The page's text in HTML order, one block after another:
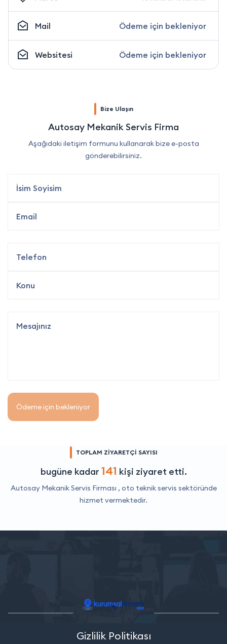
Mail Ödeme için bekleniyor
Websitesi Ödeme için bekleniyor
Bize Ulaşın
Autosay Mekanik Servis Firma
Aşağıdaki iletişim formunu kullanarak bize e-posta
gönderebilirsiniz.
Ödeme için bekleniyor
TOPLAM ZİYARETÇİ SAYISI
bugüne kadar 141 kişi ziyaret etti.
Autosay Mekanik Servis Firması , oto teknik servis sektöründe
hizmet vermektedir.
Gizlilik Politikası